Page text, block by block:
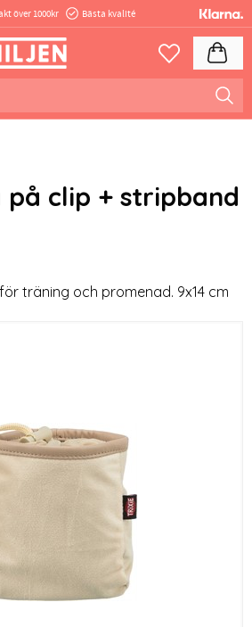
över 1000kr Bästa kvalité
Favoriter
på clip + stripband
träning och promenad. 9x14 cm